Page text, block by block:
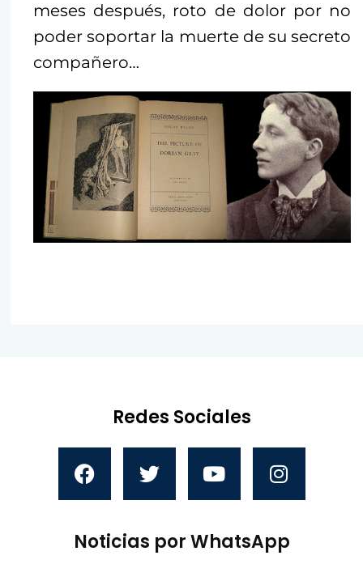
meses después, roto de dolor por no
poder soportar la muerte de su secreto
compañero…
Redes Sociales
Noticias por WhatsApp